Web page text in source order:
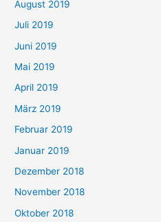
August 2019
Juli 2019
Juni 2019
Mai 2019
April 2019
März 2019
Februar 2019
Januar 2019
Dezember 2018
November 2018
Oktober 2018